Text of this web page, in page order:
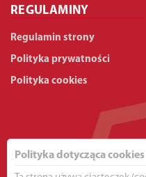
REGULAMINY
Regulamin strony
Polityka prywatności
Polityka cookies
Polityka dotycząca cookies